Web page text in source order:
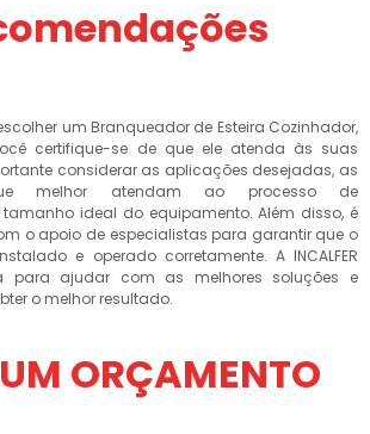
um Branqueador de Esteira Cozinhador,
certifique-se de que ele atenda às suas
considerar as aplicações desejadas, as
melhor atendam ao processo de
ideal do equipamento. Além disso, é
o apoio de especialistas para garantir que o
e operado corretamente. A INCALFER
para ajudar com as melhores soluções e
o melhor resultado.
ORÇAMENTO